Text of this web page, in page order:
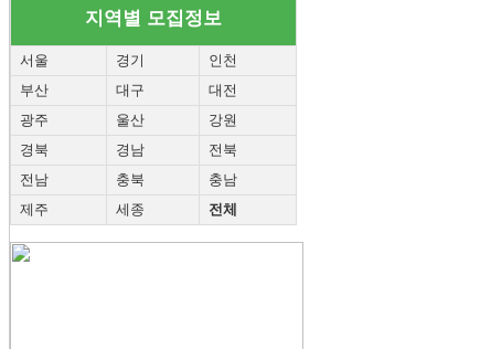
지역별 모집정보
서울 경기
인천
부산
대구
대전
광주
울산
강원
경북
경남
전북
전남
충북
충남
제주
세종 전체